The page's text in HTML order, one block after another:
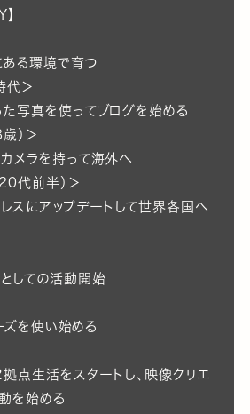
＞
ある環境で育つ
時代＞
写真を使ってブログを始める
（18歳）＞
メラを持って海外へ
（20代前半）＞
スにアップデートして世界各国へ
しての活動開始
ーズを使い始める
＞
点生活をスタートし、映像クリエ
を始める